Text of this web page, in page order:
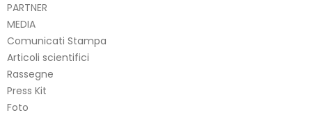
PARTNER
MEDIA
Comunicati Stampa
Articoli scientifici
Rassegne
Press Kit
Foto